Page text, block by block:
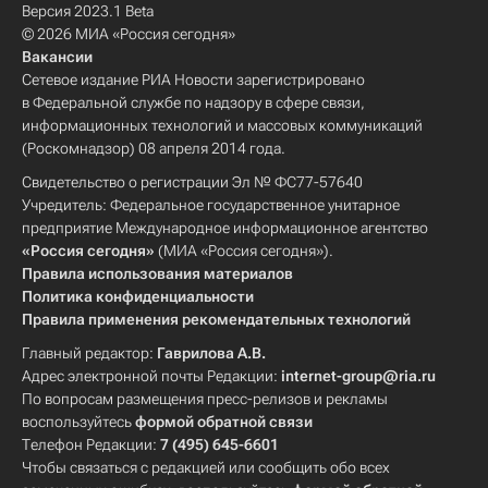
Версия 2023.1 Beta
© 2026 МИА «Россия сегодня»
Вакансии
Сетевое издание РИА Новости зарегистрировано
в Федеральной службе по надзору в сфере связи,
информационных технологий и массовых коммуникаций
(Роскомнадзор) 08 апреля 2014 года.
Свидетельство о регистрации Эл № ФС77-57640
Учредитель: Федеральное государственное унитарное
предприятие Международное информационное агентство
«Россия сегодня» (МИА «Россия сегодня»).
Правила использования материалов
Политика конфиденциальности
Правила применения рекомендательных технологий
Главный редактор: Гаврилова А.В.
Адрес электронной почты Редакции: internet-group@ria.ru
По вопросам размещения пресс-релизов и рекламы
воспользуйтесьформой обратной связи
Телефон Редакции: 7 (495) 645-6601
Чтобы связаться с редакцией или сообщить обо всех